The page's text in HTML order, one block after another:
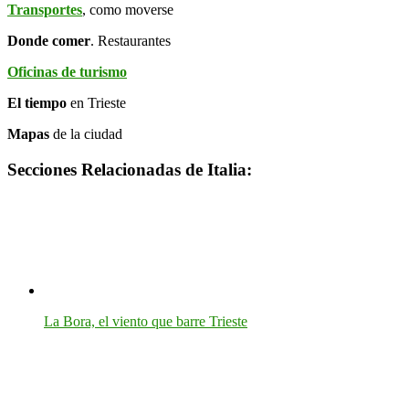
Transportes, como moverse
Donde comer. Restaurantes
Oficinas de turismo
El tiempo en Trieste
Mapas de la ciudad
Secciones Relacionadas de Italia:
La Bora, el viento que barre Trieste